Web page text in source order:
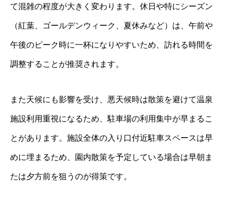
て混雑の程度が大きく変わります。休日や特にシーズン
（紅葉、ゴールデンウィーク、夏休みなど）は、午前や
午後のピーク時に一杯になりやすいため、訪れる時間を
調整することが推奨されます。
また天候にも影響を受け、悪天候時は散策を避けて温泉
施設利用重視になるため、駐車場の利用集中が早まるこ
とがあります。施設全体の入り口付近駐車スペースは早
めに埋まるため、園内散策を予定している場合は早朝ま
たは夕方前を狙うのが得策です。